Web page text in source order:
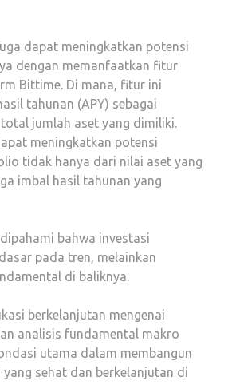
dapat meningkatkan potensi
dengan memanfaatkan fitur
Bittime. Di mana, fitur ini
tahunan (APY) sebagai
jumlah aset yang dimiliki.
meningkatkan potensi
tidak hanya dari nilai aset yang
imbal hasil tahunan yang
bahwa investasi
pada tren, melainkan
di baliknya.
berkelanjutan mengenai
analisis fundamental makro
utama dalam membangun
sehat dan berkelanjutan di